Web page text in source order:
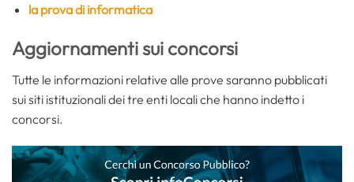
la prova di informatica
Aggiornamenti sui concorsi
Tutte le informazioni relative alle prove saranno pubblicati
sui siti istituzionali dei tre enti locali che hanno indetto i
concorsi.